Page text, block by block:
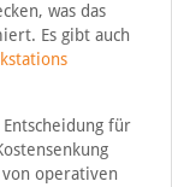
was das
Es gibt auch
Entscheidung für
operativen